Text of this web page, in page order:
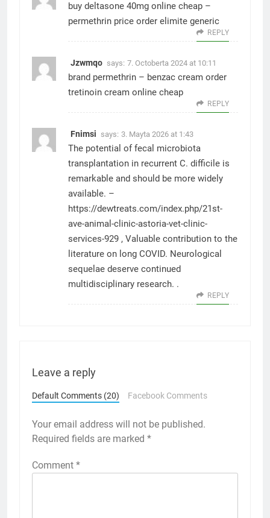
buy deltasone 40mg online cheap –
permethrin price order elimite generic
REPLY
Jzwmqo says: 7. Octoberta 2024 at 10:11
brand permethrin – benzac cream order
tretinoin cream online cheap
REPLY
Fnimsi says: 3. Mayta 2026 at 1:43
The potential of fecal microbiota
transplantation in recurrent C. difficile is
remarkable and should be more widely
available. –
https://dewtreats.com/index.php/21st-
ave-animal-clinic-astoria-vet-clinic-
services-929 , Valuable contribution to the
literature on long COVID. Neurological
sequelae deserve continued
multidisciplinary research. .
REPLY
Leave a reply
Default Comments (20) Facebook Comments
Your email address will not be published.
Required fields are marked *
Comment *